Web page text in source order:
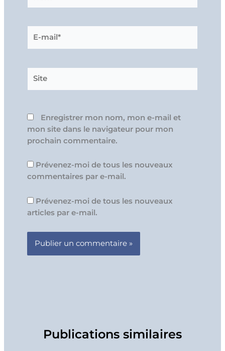
mail*
Enregistrer mon nom, mon e-mail et
mon site dans le navigateur pour mon
prochain commentaire.
Prévenez-moi de tous les nouveaux
commentaires par e-mail.
Prévenez-moi de tous les nouveaux
articles par e-mail.
Publications similaires